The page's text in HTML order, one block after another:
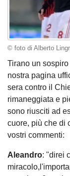
© foto di Alberto
Tirano un
nostra pagina
sera contro il
rimaneggiata e
sono riusciti ad
cuore, più che di
vostri commenti:
Aleandro: "direi